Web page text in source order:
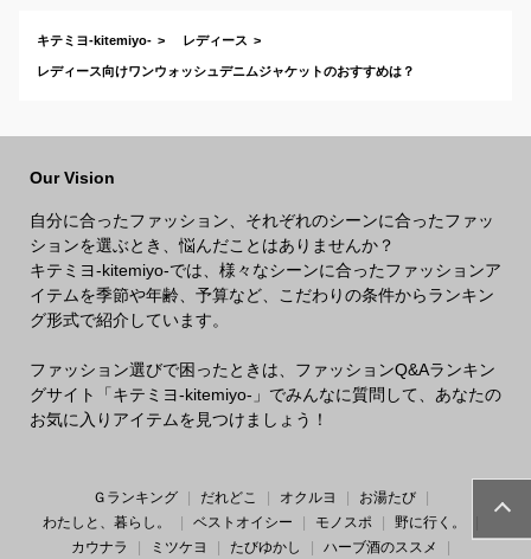
キテミヨ-kitemiyo- レディース
レディース向けワンウォッシュデニムジャケットのおすすめは？
Our Vision
自分に合ったファッション、それぞれのシーンに合ったファッ
ションを選ぶとき、悩んだことはありませんか？
キテミヨ-kitemiyo-では、様々なシーンに合ったファッションア
イテムを季節や年齢、予算など、こだわりの条件からランキン
グ形式で紹介しています。
ファッション選びで困ったときは、ファッションQ&Aランキン
グサイト「キテミヨ-kitemiyo-」でみんなに質問して、あなたの
お気に入りアイテムを見つけましょう！
Ｇランキング だれどこ オクルヨ
お湯たび
わたしと、暮らし。
ベストオイシー モノスポ
野に行く。
カウナラ
ミツケヨ たびゆかし ハーブ酒のススメ